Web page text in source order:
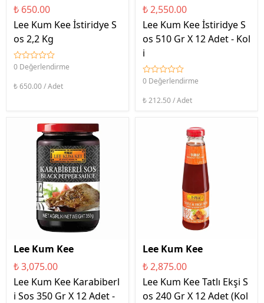
₺ 650.00
Lee Kum Kee İstiridye S
os 2,2 Kg
0 Değerlendirme
₺ 650.00 / Adet
₺ 2,550.00
Lee Kum Kee İstiridye S
os 510 Gr X 12 Adet - Kol
i
0 Değerlendirme
₺ 212.50 / Adet
Lee Kum Kee
₺ 3,075.00
Lee Kum Kee Karabiberl
i Sos 350 Gr X 12 Adet -
Lee Kum Kee
₺ 2,875.00
Lee Kum Kee Tatlı Ekşi S
os 240 Gr X 12 Adet (Kol